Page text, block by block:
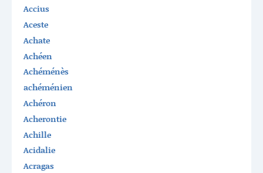
Accius
Aceste
Achate
Achéen
Achéménès
achéménien
Achéron
Acherontie
Achille
Acidalie
Acragas